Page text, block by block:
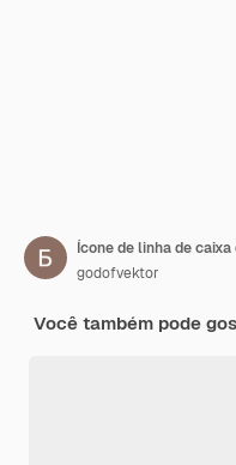
godofvektor
Você também pode